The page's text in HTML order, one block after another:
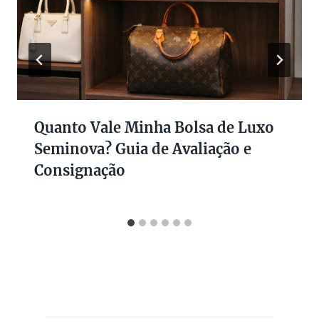
Quanto Vale Minha Bolsa de Luxo
Seminova? Guia de Avaliação e
Consignação